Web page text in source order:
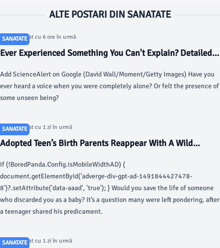
ALTE POSTARI DIN SANATATE
SANATATE
Articol postat cu 6 ore în urmă
Ever Experienced Something You Can't Explain? Detailed
ScienceAlert
Add ScienceAlert on Google (David Wall/Moment/Getty Images) Have you
ever heard a voice when you were completely alone? Or felt the presence of
some unseen being?
SANATATE
Articol postat cu 1 zi în urmă
Adopted Teen’s Birth Parents Reappear With A Wild
if (!BoredPanda.Config.isMobileWidthAD) {
document.getElementById('adverge-div-gpt-ad-1491844427478-
8')?.setAttribute('data-aaad', 'true'); } Would you save the life of someone
who discarded you as a baby? It’s a question many were left pondering, after
a teenager shared his predicament.
SANATATE
Articol postat cu 1 zi în urmă